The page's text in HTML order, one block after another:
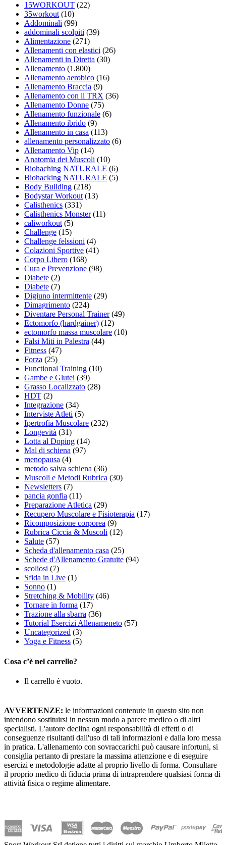
15WORKOUT (22)
35workout(10)
Addominali (99)
addominali scolpiti (39)
Alimentazione (271)
Allenamenti con elastici (26)
Allenamenti in Diretta (30)
Allenamento (1.800)
Allenamento aerobico (16)
Allenamento Braccia (9)
Allenamento con il TRX (36)
Allenamento Donne (75)
Allenamento funzionale (6)
Allenamento ibrido (9)
Allenamento in casa (113)
allenamento personalizzato (6)
Allenamento Vip (14)
Anatomia dei Muscoli (10)
Biohaching NATURALE (6)
Biohacking NATURALE (5)
Body Building (218)
Bodystar Workout(13)
Calisthenics (331)
Calisthenics Monster(11)
caliworkout(5)
Challenge (15)
Challenge felssioni (4)
Colazioni Sportive (41)
Corpo Libero (168)
Cura e Prevenzione (98)
Diabete (2)
Diabete (7)
Digiuno intermittente (29)
Dimagrimento (224)
Diventare Personal Trainer(49)
Ectomorfo (hardgainer) (12)
ectomorfo massa muscolare (10)
Falsi Miti in Palestra (44)
Fitness (47)
Forza (25)
Functional Training (10)
Gambe e Glutei (39)
Grasso Localizzato (28)
HDT (2)
Integrazione (34)
Interviste Atleti (5)
Ipertrofia Muscolare (232)
Longevità (31)
Lotta al Doping (14)
Mal di schiena (97)
menopausa (4)
metodo salva schiena (36)
Muscoli e Metodi Rubrica (30)
Newsletters (7)
pancia gonfia (11)
Preparazione Atletica (29)
Recupero Muscolare e Fisioterapia (17)
Ricomposizione corporea (9)
Rubrica Ciccia & Muscoli (12)
Salute (57)
Scheda d'allenamento casa (25)
Schede d'Allenamento Gratuite (94)
scoliosi (7)
Sfida in Live (1)
Sonno (1)
Stretching & Mobility (46)
Tornare in forma (17)
Trazione alla sbarra (36)
Tutorial Esercizi Allenameneto (57)
Uncategorized (3)
Yoga e Fitness (5)
Cosa c’è nel carrello?
Il carrello è vuoto.
AVVERTENZE: le informazioni contenute in questo sito non
intendono sostituirsi in nessun modo a parere medico o di altri
specialisti. L'autore declina ogni responsabilità di effetti o di
conseguenze risultanti dall'uso di tali informazioni e dalla loro messa
in pratica. L'allenamento con sovraccarichi può causare infortuni, si
consiglia pertanto di prestare la massima attenzione e di eseguire
esercizi e metodologie adatte al proprio livello di forma. Consultare
il proprio medico di fiducia prima di intraprendere qualsiasi forma di
attività fisica o regime alimentare.